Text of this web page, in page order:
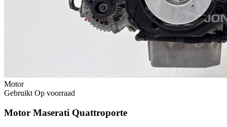
Motor
Gebruikt Op voorraad
Motor Maserati Quattroporte